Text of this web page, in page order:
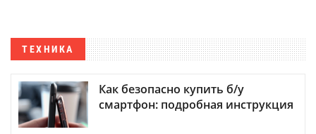
ТЕХНИКА
Как безопасно купить б/у
смартфон: подробная инструкция